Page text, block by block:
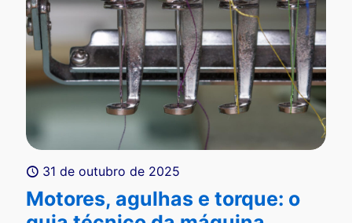
31 de outubro de 2025
Motores, agulhas e torque: o